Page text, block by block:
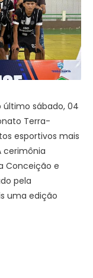
último sábado, 04
Terra-
esportivos mais
cerimônia
Conceição e
pela
uma edição